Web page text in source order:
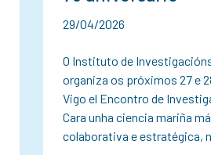
29/04/2026
O Instituto de
organiza os próximos 27 e
Vigo el Encontro de
Cara unha ciencia mariña
colaborativa e estratégica,